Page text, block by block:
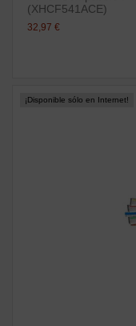
(XHCF541ACE)
32,97 €
¡Disponible sólo en Internet!